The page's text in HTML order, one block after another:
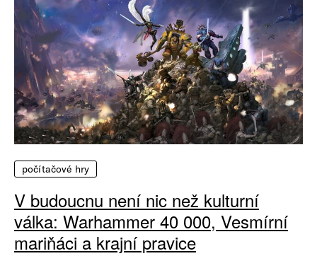
počítačové hry
V budoucnu není nic než kulturní
válka: Warhammer 40 000, Vesmírní
mariňáci a krajní pravice